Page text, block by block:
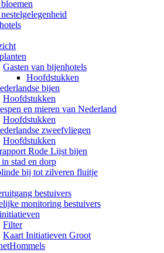
Gasten van bijenhotels
Hoofdstukken
bijen
Hoofdstukken
en mieren van Nederland
Hoofdstukken
zweefvliegen
Hoofdstukken
Rode Lijst bijen
stad en dorp
bij tot zilveren fluitje
bestuivers
monitoring bestuivers
Filter
Kaart Initiatieven Groot